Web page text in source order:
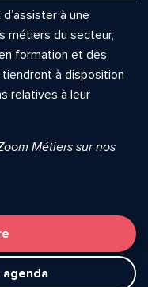
à une
métiers du secteur,
formation et des
à disposition
relatives à leur
Métiers sur nos